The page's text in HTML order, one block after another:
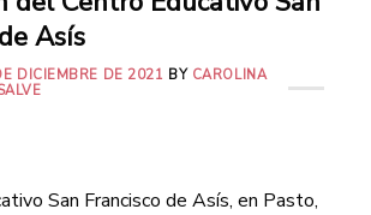
Asís
DICIEMBRE DE 2021 BY CAROLINA
San Francisco de Asís, en Pasto,